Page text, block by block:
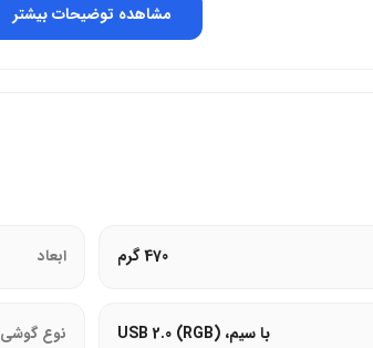
مشاهده توضیحات بیشتر
470 گرم ابعاد
با سیم، USB 2.0 (RGB) نوع گوشی